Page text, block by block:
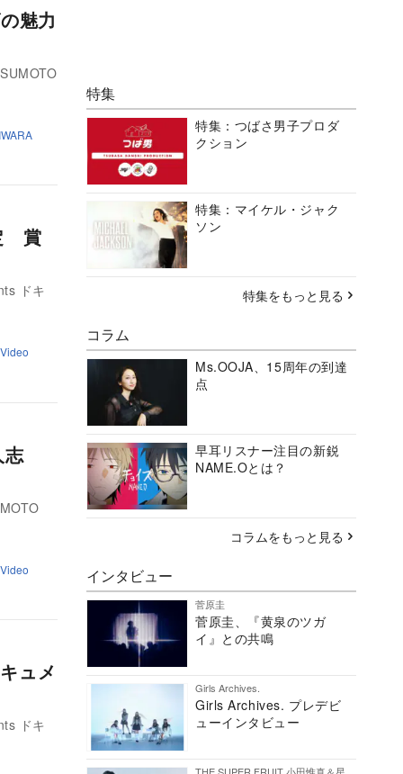
魅力
賞
ドキ
ュメ
ドキ
特集
特集：つばさ男子プロダ
クション
特集：マイケル・ジャク
ソン
特集をもっと見る
コラム
Ms.OOJA、15周年の到達
点
早耳リスナー注目の新鋭
NAME.Oとは？
コラムをもっと見る
インタビュー
菅原圭
菅原圭、『黄泉のツガ
イ』との共鳴
Girls Archives.
Girls Archives. プレデビ
ューインタビュー